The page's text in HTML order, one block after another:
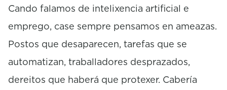
o
d
Cando falamos de intelixencia artificial e
emprego, case sempre pensamos en ameazas.
Postos que desaparecen, tarefas que se
automatizan, traballadores desprazados,
dereitos que haberá que protexer. Cabería